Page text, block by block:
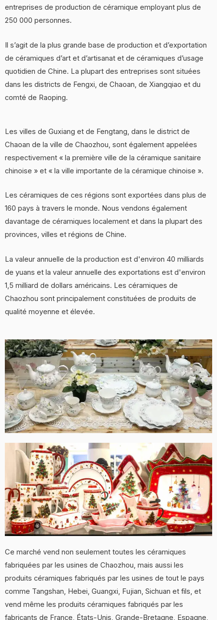
entreprises de production de céramique employant plus de
250 000 personnes.
Il s’agit de la plus grande base de production et d’exportation
de céramiques d’art et d’artisanat et de céramiques d’usage
quotidien de Chine. La plupart des entreprises sont situées
dans les districts de Fengxi, de Chaoan, de Xiangqiao et du
comté de Raoping.
Les villes de Guxiang et de Fengtang, dans le district de
Chaoan de la ville de Chaozhou, sont également appelées
respectivement « la première ville de la céramique sanitaire
chinoise » et « la ville importante de la céramique chinoise ».
Les céramiques de ces régions sont exportées dans plus de
160 pays à travers le monde. Nous vendons également
davantage de céramiques localement et dans la plupart des
provinces, villes et régions de Chine.
La valeur annuelle de la production est d'environ 40 milliards
de yuans et la valeur annuelle des exportations est d'environ
1,5 milliard de dollars américains. Les céramiques de
Chaozhou sont principalement constituées de produits de
qualité moyenne et élevée.
Ce marché vend non seulement toutes les céramiques
fabriquées par les usines de Chaozhou, mais aussi les
produits céramiques fabriqués par les usines de tout le pays
comme Tangshan, Hebei, Guangxi, Fujian, Sichuan et fils, et
vend même les produits céramiques fabriqués par les
fabricants de France, États-Unis, Grande-Bretagne, Espagne,